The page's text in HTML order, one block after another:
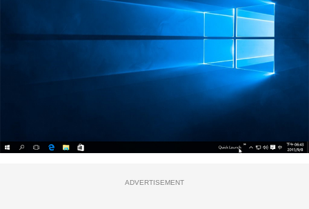
ADVERTISEMENT